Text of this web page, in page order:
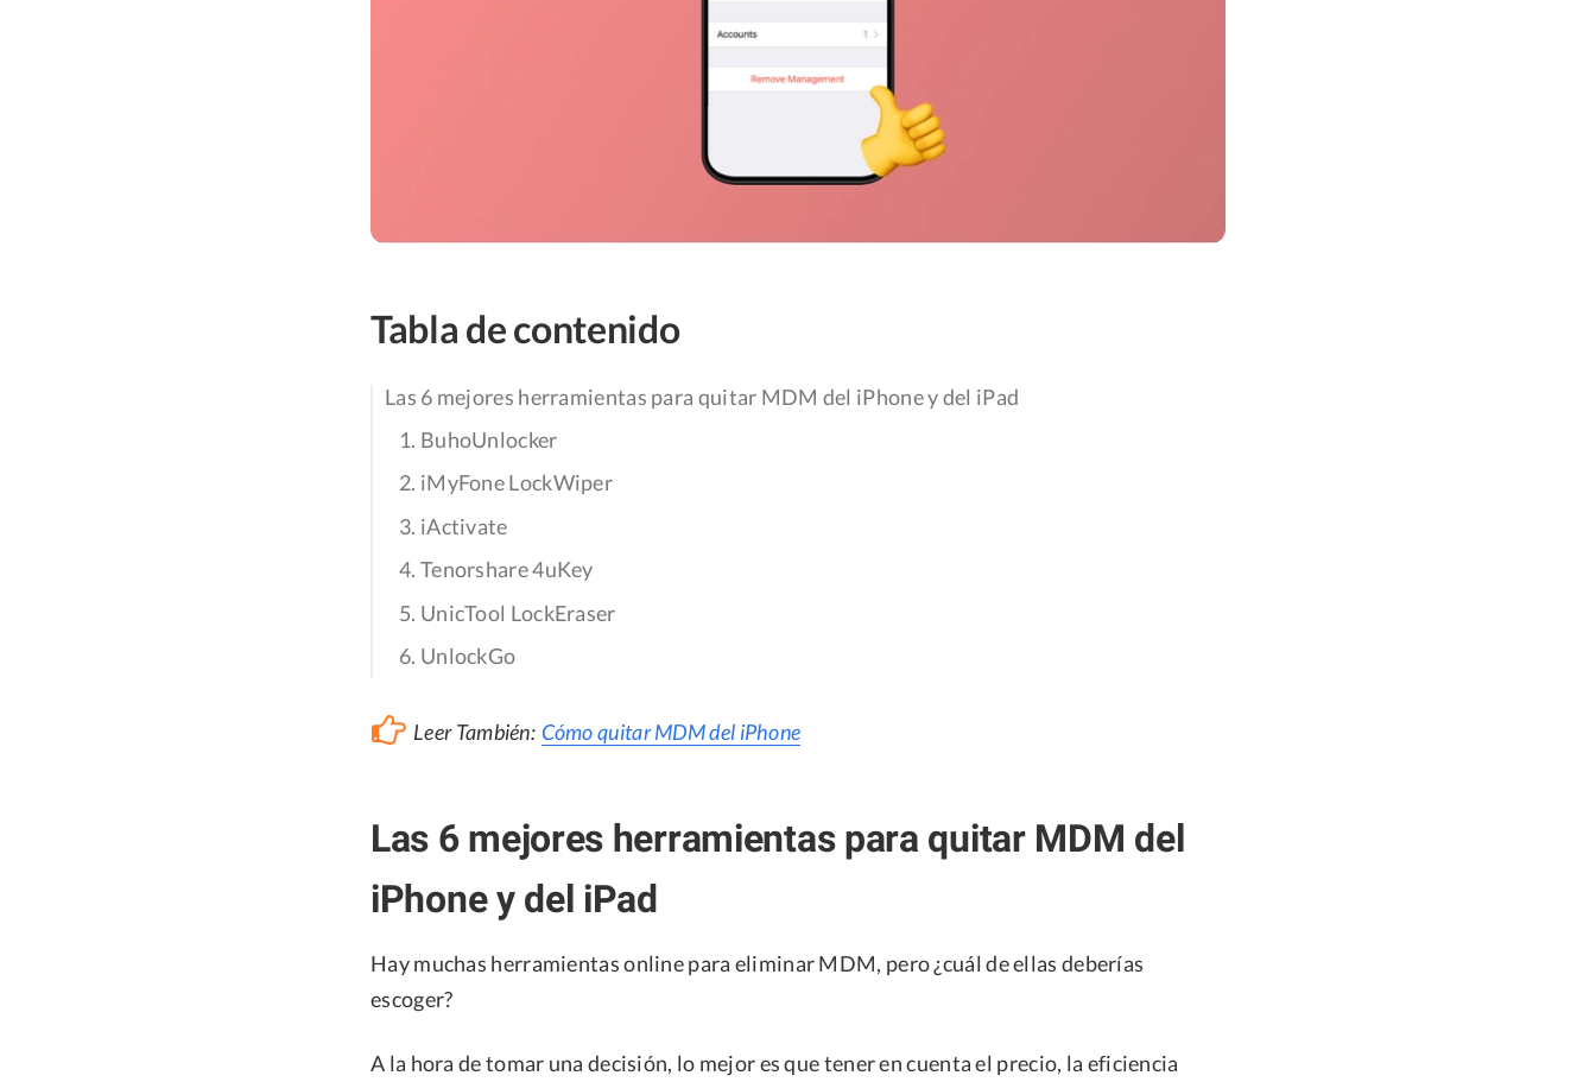
Tabla de contenido
Las 6 mejores herramientas para quitar MDM del iPhone y del iPad
1. BuhoUnlocker
2. iMyFone LockWiper
3. iActivate
4. Tenorshare 4uKey
5. UnicTool LockEraser
6. UnlockGo
Leer También: Cómo quitar MDM del iPhone
Las 6 mejores herramientas para quitar MDM del
iPhone y del iPad
Hay muchas herramientas online para eliminar MDM, pero ¿cuál de ellas deberías
escoger?
A la hora de tomar una decisión, lo mejor es que tener en cuenta el precio, la eficiencia